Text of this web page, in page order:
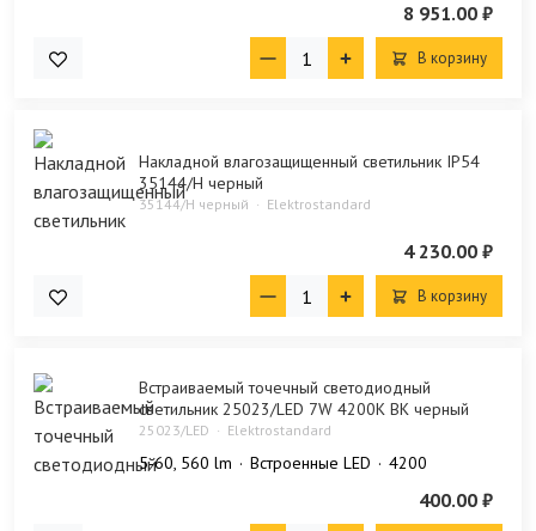
8 951.00 ₽
В корзину
Накладной влагозащищенный светильник IP54
35144/H черный
35144/H черный Elektrostandard
4 230.00 ₽
В корзину
Встраиваемый точечный светодиодный
светильник 25023/LED 7W 4200K BK черный
25023/LED Elektrostandard
5-60, 560 lm Встроенные LED 4200
400.00 ₽